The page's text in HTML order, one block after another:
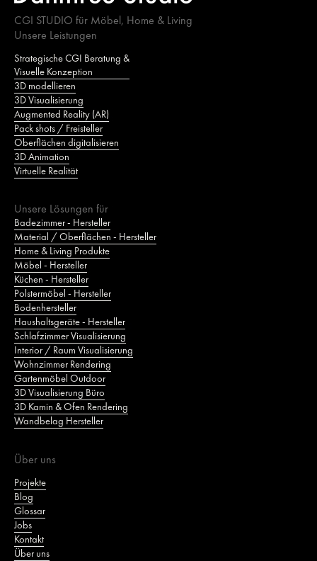
CGI STUDIO für Möbel, Home & Living
Unsere Leistungen
Strategische CGI Beratung &
Visuelle Konzeption
3D modellieren
3D Visualisierung
Augmented Reality (AR)
Pack shots / Freisteller
Oberflächen digitalisieren
3D Animation
Virtuelle Realität
Unsere Lösungen für
Badezimmer - Hersteller
Material / Oberflächen - Hersteller
Home & Living Produkte
Möbel - Hersteller
Küchen - Hersteller
Polstermöbel - Hersteller
Bodenhersteller
Haushaltsgeräte - Hersteller
Schlafzimmer Visualisierung
Interior / Raum Visualisierung
Wohnzimmer Rendering
Gartenmöbel Outdoor
3D Visualisierung Büro
3D Kamin & Ofen Rendering
Wandbelag Hersteller
Über uns
Projekte
Blog
Glossar
Jobs
Kontakt
Über uns